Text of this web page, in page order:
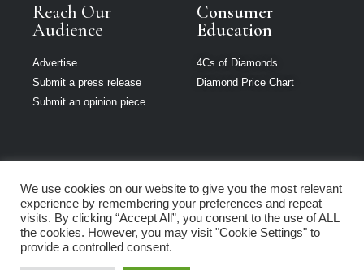
Reach Our
Audience
Advertise
Submit a press release
Submit an opinion piece
Consumer
Education
4Cs of Diamonds
Diamond Price Chart
The Jeweller is
part of Loupe
Media Network
Privacy policy|Terms of use
We use cookies on our website to give you the most relevant
experience by remembering your preferences and repeat
visits. By clicking “Accept All”, you consent to the use of ALL
the cookies. However, you may visit "Cookie Settings" to
provide a controlled consent.